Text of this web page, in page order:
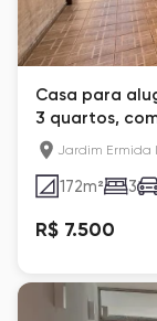
Casa para
3 quartos, com
Jardim Ermida
172m² 3
R$ 7.500